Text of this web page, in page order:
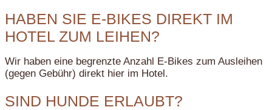
HABEN SIE E-BIKES DIREKT IM
HOTEL ZUM LEIHEN?
Wir haben eine begrenzte Anzahl E-Bikes zum Ausleihen
(gegen Gebühr) direkt hier im Hotel.
SIND HUNDE ERLAUBT?